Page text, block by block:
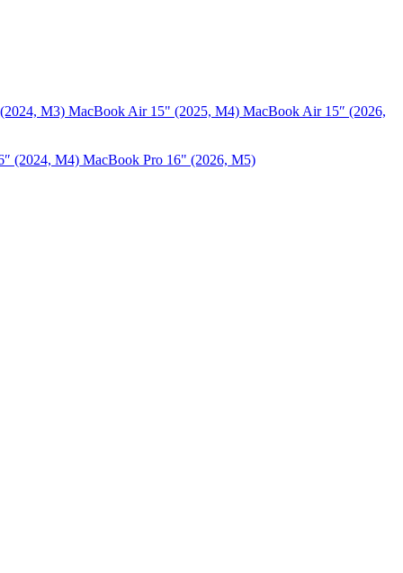
M3) MacBook Air 15" (2025, M4) MacBook Air 15″ (2026,
(2024, M4) MacBook Pro 16" (2026, M5)